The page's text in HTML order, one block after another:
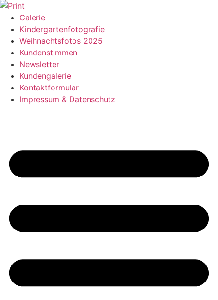
Zum
Inhalt
springen
Galerie
Kindergartenfotografie
Weihnachtsfotos 2025
Kundenstimmen
Newsletter
Kundengalerie
Kontaktformular
Impressum & Datenschutz